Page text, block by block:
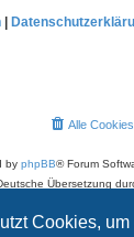
Cookies, um
|
Alle
by phpBB® Forum
Übersetzung